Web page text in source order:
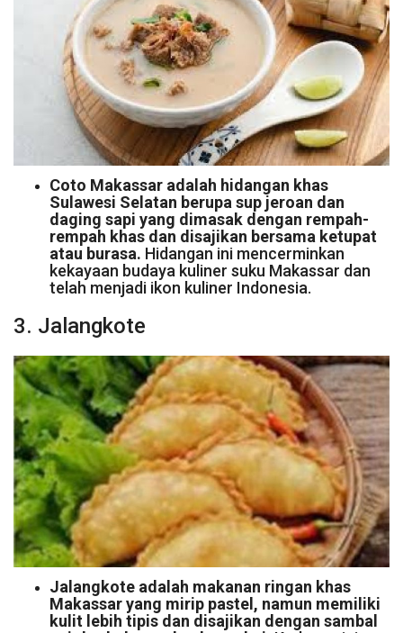
Coto Makassar adalah hidangan khas
Sulawesi Selatan berupa sup jeroan dan
daging sapi yang dimasak dengan rempah-
rempah khas dan disajikan bersama ketupat
atau burasa. Hidangan ini mencerminkan
kekayaan budaya kuliner suku Makassar dan
telah menjadi ikon kuliner Indonesia.
3. Jalangkote
Jalangkote adalah makanan ringan khas
Makassar yang mirip pastel, namun memiliki
kulit lebih tipis dan disajikan dengan sambal